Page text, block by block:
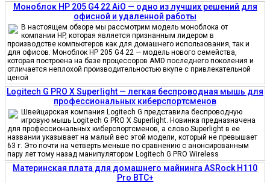
Моноблок HP 205 G4 22 AiO — одно из лучших решений для
офисной и удаленной работы
В настоящем обзоре мы рассмотрим модель моноблока от
компании HP, которая является признанным лидером в
производстве компьютеров как для домашнего использования, так и
для офисов. Моноблок HP 205 G4 22 — модель нового семейства,
которая построена на базе процессоров AMD последнего поколения и
отличается неплохой производительностью вкупе с привлекательной
ценой
Logitech G PRO X Superlight — легкая беспроводная мышь для
профессиональных киберспортсменов
Швейцарская компания Logitech G представила беспроводную
игровую мышь Logitech G PRO X Superlight. Новинка предназначена
для профессиональных киберспортсменов, а слово Superlight в ее
названии указывает на малый вес этой модели, который не превышает
63 г. Это почти на четверть меньше по сравнению с анонсированным
пару лет тому назад манипулятором Logitech G PRO Wireless
Материнская плата для домашнего майнинга ASRock H110
Pro BTC+